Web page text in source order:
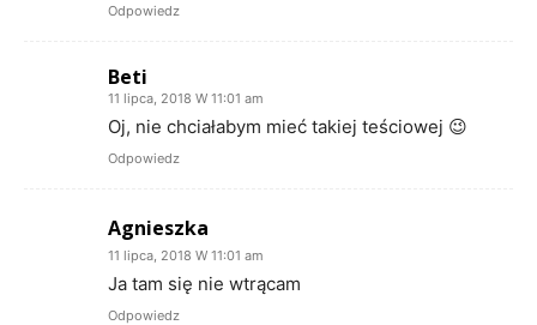
Odpowiedz
Beti
11 lipca, 2018 W 11:01 am
Oj, nie chciałabym mieć takiej teściowej 😉
Odpowiedz
Agnieszka
11 lipca, 2018 W 11:01 am
Ja tam się nie wtrącam
Odpowiedz